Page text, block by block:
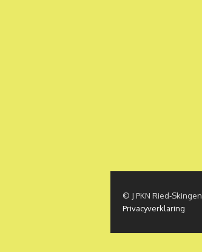
© J PKN Ried-Skingen
Privacyverklaring